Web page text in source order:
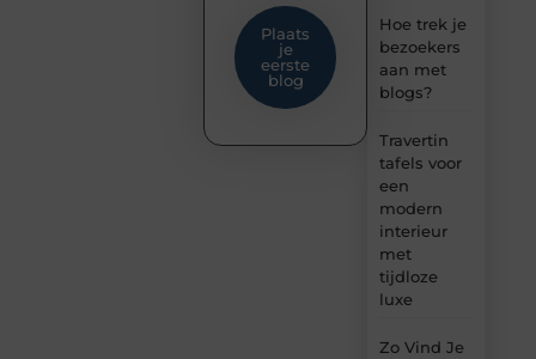
Hoe trek je
bezoekers
aan met
blogs?
Travertin
tafels voor
een
modern
interieur
met
tijdloze
luxe
Zo Vind Je
Plaats
je
eerste
blog